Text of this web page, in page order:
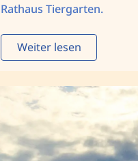
Rathaus Tiergarten.
Weiter lesen